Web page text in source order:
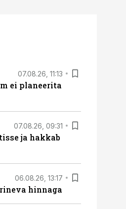
07.08.26, 11:13
ei planeerita
07.08.26, 09:31
ja hakkab
06.08.26, 13:17
hinnaga